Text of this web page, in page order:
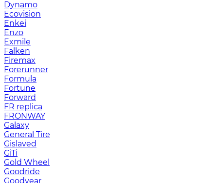
Dynamo
Ecovision
Enkei
Enzo
Exmile
Falken
Firemax
Forerunner
Formula
Fortune
Forward
FR replica
FRONWAY
Galaxy
General Tire
Gislaved
GiTi
Gold Wheel
Goodride
Goodyear